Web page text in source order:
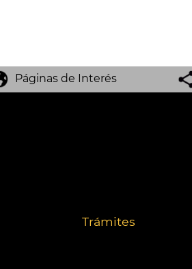
Páginas de Interés
Trámites